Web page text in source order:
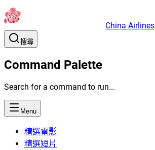
China Airlines
搜尋
Command Palette
Search for a command to run...
Menu
精選電影
精選短片